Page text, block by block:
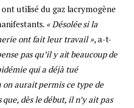
utilisé du gaz lacrymogène
« Désolée si la
ont fait leur travail », a-t-
pas qu’il y ait beaucoup de
qui a déjà tué
on aurait permis ce type de
dès le début, il n’y ait pas